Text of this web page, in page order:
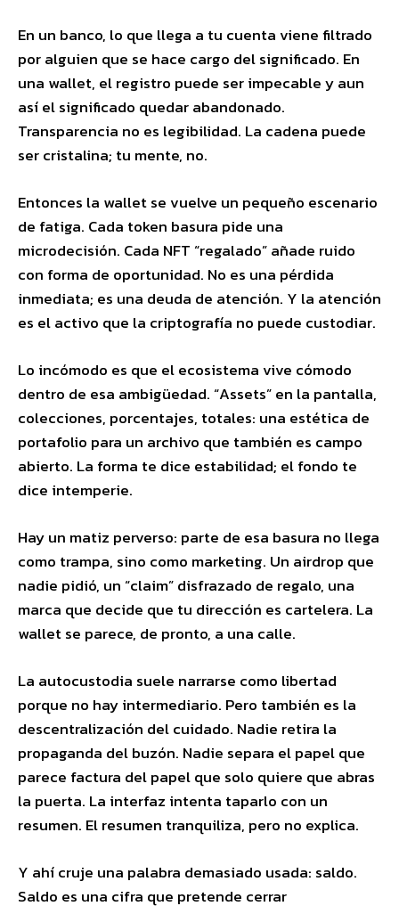
En un banco, lo que llega a tu cuenta viene filtrado
por alguien que se hace cargo del significado. En
una wallet, el registro puede ser impecable y aun
así el significado quedar abandonado.
Transparencia no es legibilidad. La cadena puede
ser cristalina; tu mente, no.
Entonces la wallet se vuelve un pequeño escenario
de fatiga. Cada token basura pide una
microdecisión. Cada NFT “regalado” añade ruido
con forma de oportunidad. No es una pérdida
inmediata; es una deuda de atención. Y la atención
es el activo que la criptografía no puede custodiar.
Lo incómodo es que el ecosistema vive cómodo
dentro de esa ambigüedad. “Assets” en la pantalla,
colecciones, porcentajes, totales: una estética de
portafolio para un archivo que también es campo
abierto. La forma te dice estabilidad; el fondo te
dice intemperie.
Hay un matiz perverso: parte de esa basura no llega
como trampa, sino como marketing. Un airdrop que
nadie pidió, un “claim” disfrazado de regalo, una
marca que decide que tu dirección es cartelera. La
wallet se parece, de pronto, a una calle.
La autocustodia suele narrarse como libertad
porque no hay intermediario. Pero también es la
descentralización del cuidado. Nadie retira la
propaganda del buzón. Nadie separa el papel que
parece factura del papel que solo quiere que abras
la puerta. La interfaz intenta taparlo con un
resumen. El resumen tranquiliza, pero no explica.
Y ahí cruje una palabra demasiado usada: saldo.
Saldo es una cifra que pretende cerrar